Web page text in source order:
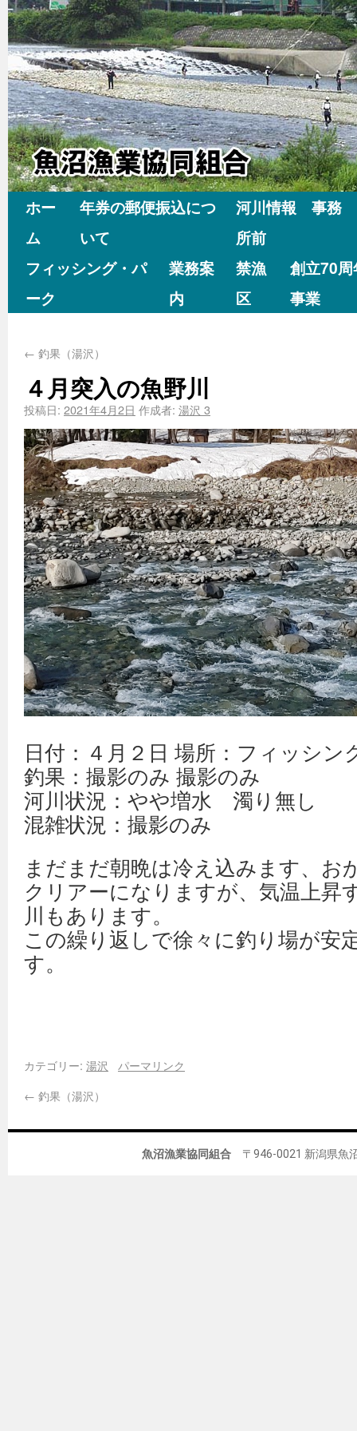
ホー
ム
年券の郵便振込につ
いて
河川情報 事務
所前
フィッシング・パ
ーク
業務案
内
禁漁
区
創立70
事業
← 釣果（湯沢）
４月突入の魚野川
投稿日: 2021年4月2日 作成者: 湯沢 3
日付：４月２日 場所：フィッシン
釣果：撮影のみ 撮影のみ
河川状況：やや増水 濁り無し
混雑状況：撮影のみ
まだまだ朝晩は冷え込みます、お
クリアーになりますが、気温上昇
川もあります。
この繰り返しで徐々に釣り場が安
す。
カテゴリー: 湯沢
パーマリンク
← 釣果（湯沢）
魚沼漁業協同組合 〒946-0021 新潟県魚